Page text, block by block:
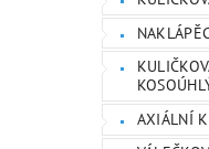
AXIÁLNÍ